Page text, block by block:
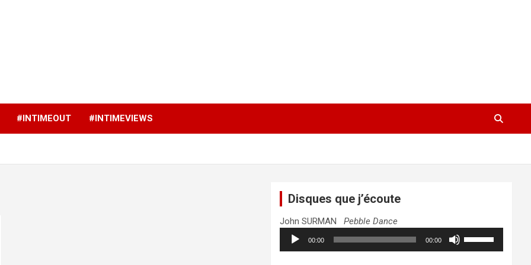
#INTIMEOUT #INTIMEVIEWS
Disques que j’écoute
John SURMANPebble Dance
Lecteur
audio
00:00 00:00